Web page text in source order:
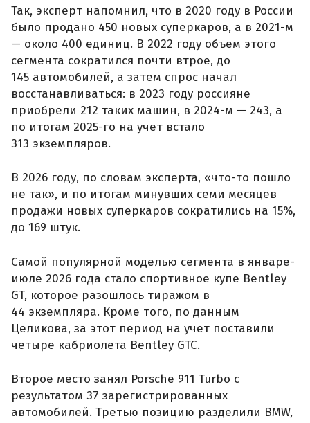
Так, эксперт напомнил, что в 2020 году в России
было продано 450 новых суперкаров, а в 2021-м
— около 400 единиц. В 2022 году объем этого
сегмента сократился почти втрое, до
145 автомобилей, а затем спрос начал
восстанавливаться: в 2023 году россияне
приобрели 212 таких машин, в 2024-м — 243, а
по итогам 2025-го на учет встало
313 экземпляров.
В 2026 году, по словам эксперта, «что-то пошло
не так», и по итогам минувших семи месяцев
продажи новых суперкаров сократились на 15%,
до 169 штук.
Самой популярной моделью сегмента в январе-
июле 2026 года стало спортивное купе Bentley
GT, которое разошлось тиражом в
44 экземпляра. Кроме того, по данным
Целикова, за этот период на учет поставили
четыре кабриолета Bentley GTC.
Второе место занял Porsche 911 Turbo с
результатом 37 зарегистрированных
автомобилей. Третью позицию разделили BMW,